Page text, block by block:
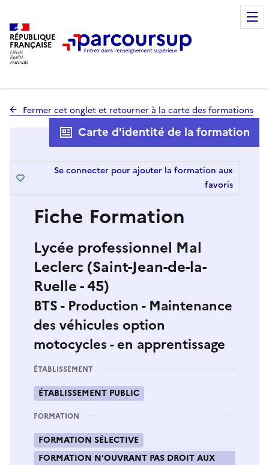
RÉPUBLIQUE
FRANÇAISE
Fermer cet onglet et retourner à la carte des formations
Fiche Formation
Lycée professionnel Mal
Leclerc (Saint-Jean-de-la-
Ruelle - 45)
BTS - Production - Maintenance
des véhicules option
motocycles - en apprentissage
Carte d'identité de la formation
Se connecter pour ajouter la formation aux
favoris
ÉTABLISSEMENT
ÉTABLISSEMENT PUBLIC
FORMATION
FORMATION SÉLECTIVE
FORMATION N’OUVRANT PAS DROIT AUX